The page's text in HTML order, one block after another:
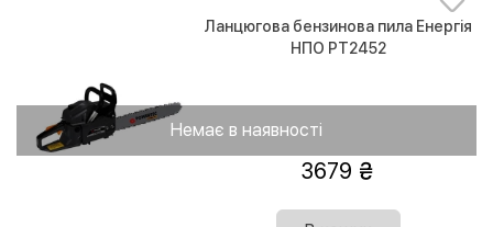
Немає в наявності
Ланцюгова бензинова пила Енергія
НПО РТ2452
3679